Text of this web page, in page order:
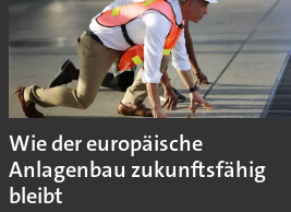
Wie der europäische
Anlagenbau zukunftsfähig
bleibt